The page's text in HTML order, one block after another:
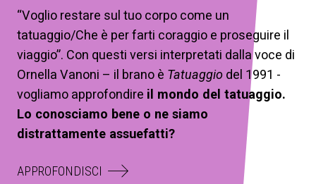
“Voglio restare sul tuo corpo come un
tatuaggio/Che è per farti coraggio e proseguire il
viaggio”. Con questi versi interpretati dalla voce di
Ornella Vanoni – il brano è Tatuaggio del 1991 -
vogliamo approfondire il mondo del tatuaggio.
Lo conosciamo bene o ne siamo
distrattamente assuefatti?
APPROFONDISCI